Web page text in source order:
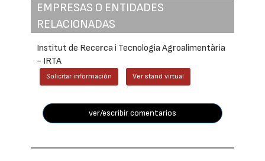
EMPRESAS O ENTIDADES
RELACIONADAS
Institut de Recerca i Tecnologia Agroalimentària
- IRTA
Solicitar información Ver stand virtual
ver/escribir comentarios